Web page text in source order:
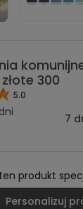
300
5.0
7
produkt
Personalizuj